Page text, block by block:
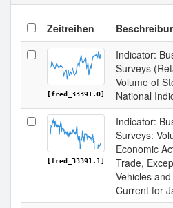
Zeitreihen
[fred_33391.0]
Indicator:
Surveys
Volume of
National
[fred_33391.1]
Indicator:
Surveys:
Economic
Trade,
Vehicles
Current for